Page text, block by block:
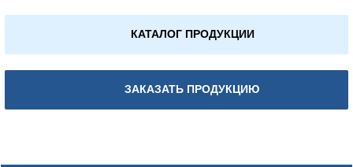
КАТАЛОГ ПРОДУКЦИИ
ЗАКАЗАТЬ ПРОДУКЦИЮ